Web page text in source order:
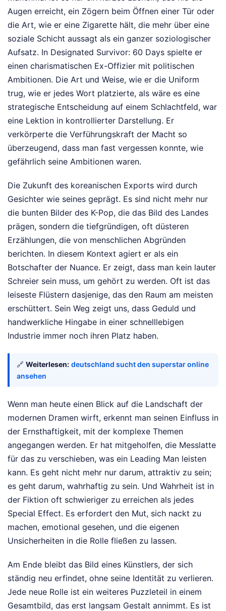
Augen erreicht, ein Zögern beim Öffnen einer Tür oder
die Art, wie er eine Zigarette hält, die mehr über eine
soziale Schicht aussagt als ein ganzer soziologischer
Aufsatz. In Designated Survivor: 60 Days spielte er
einen charismatischen Ex-Offizier mit politischen
Ambitionen. Die Art und Weise, wie er die Uniform
trug, wie er jedes Wort platzierte, als wäre es eine
strategische Entscheidung auf einem Schlachtfeld, war
eine Lektion in kontrollierter Darstellung. Er
verkörperte die Verführungskraft der Macht so
überzeugend, dass man fast vergessen konnte, wie
gefährlich seine Ambitionen waren.
Die Zukunft des koreanischen Exports wird durch
Gesichter wie seines geprägt. Es sind nicht mehr nur
die bunten Bilder des K-Pop, die das Bild des Landes
prägen, sondern die tiefgründigen, oft düsteren
Erzählungen, die von menschlichen Abgründen
berichten. In diesem Kontext agiert er als ein
Botschafter der Nuance. Er zeigt, dass man kein lauter
Schreier sein muss, um gehört zu werden. Oft ist das
leiseste Flüstern dasjenige, das den Raum am meisten
erschüttert. Sein Weg zeigt uns, dass Geduld und
handwerkliche Hingabe in einer schnelllebigen
Industrie immer noch ihren Platz haben.
🔗 Weiterlesen: deutschland sucht den superstar online
ansehen
Wenn man heute einen Blick auf die Landschaft der
modernen Dramen wirft, erkennt man seinen Einfluss in
der Ernsthaftigkeit, mit der komplexe Themen
angegangen werden. Er hat mitgeholfen, die Messlatte
für das zu verschieben, was ein Leading Man leisten
kann. Es geht nicht mehr nur darum, attraktiv zu sein;
es geht darum, wahrhaftig zu sein. Und Wahrheit ist in
der Fiktion oft schwieriger zu erreichen als jedes
Special Effect. Es erfordert den Mut, sich nackt zu
machen, emotional gesehen, und die eigenen
Unsicherheiten in die Rolle fließen zu lassen.
Am Ende bleibt das Bild eines Künstlers, der sich
ständig neu erfindet, ohne seine Identität zu verlieren.
Jede neue Rolle ist ein weiteres Puzzleteil in einem
Gesamtbild, das erst langsam Gestalt annimmt. Es ist